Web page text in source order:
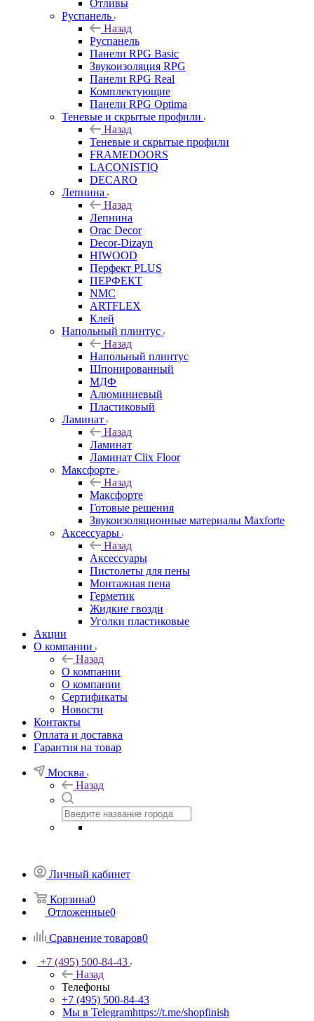
Отливы
Руспанель
Назад
Руспанель
Панели RPG Basic
Звукоизоляция RPG
Панели RPG Real
Комплектующие
Панели RPG Optima
Теневые и скрытые профили
Назад
Теневые и скрытые профили
FRAMEDOORS
LACONISTIQ
DECARO
Лепнина
Назад
Лепнина
Orac Decor
Decor-Dizayn
HIWOOD
Перфект PLUS
ПЕРФЕКТ
NMC
ARTFLEX
Клей
Напольный плинтус
Назад
Напольный плинтус
Шпонированный
МДФ
Алюминиевый
Пластиковый
Ламинат
Назад
Ламинат
Ламинат Clix Floor
Максфорте
Назад
Максфорте
Готовые решения
Звукоизоляционные материалы Maxforte
Аксессуары
Назад
Аксессуары
Пистолеты для пены
Монтажная пена
Герметик
Жидкие гвозди
Уголки пластиковые
Акции
О компании
Назад
О компании
О компании
Сертификаты
Новости
Контакты
Оплата и доставка
Гарантия на товар
Москва
Назад
Личный кабинет
Корзина0
Отложенные0
Сравнение товаров0
+7 (495) 500-84-43
Назад
Телефоны
+7 (495) 500-84-43
Мы в Telegramhttps://t.me/shopfinish